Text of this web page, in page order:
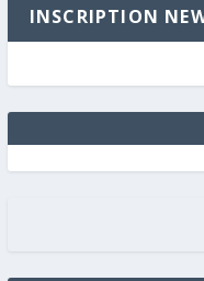
INSCRIPTION